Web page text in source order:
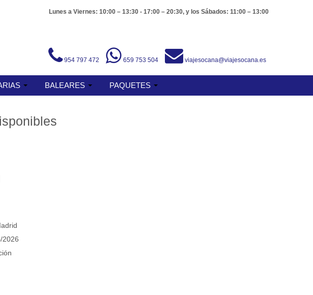
Lunes a Viernes: 10:00 – 13:30 - 17:00 – 20:30, y los Sábados: 11:00 – 13:00
954 797 472 659 753 504 viajesocana@viajesocana.es
BALEARES PAQUETES
2026